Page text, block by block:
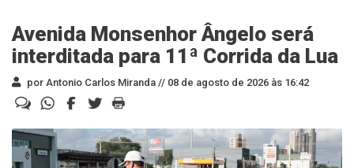
Avenida Monsenhor Ângelo será
interditada para 11ª Corrida da Lua
por Antonio Carlos Miranda // 08 de agosto de 2026 às 16:42